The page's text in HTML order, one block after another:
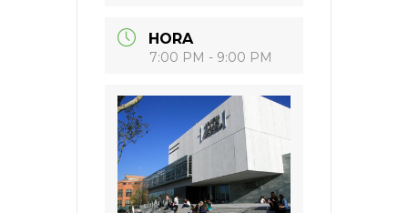
HORA
7:00 PM - 9:00 PM